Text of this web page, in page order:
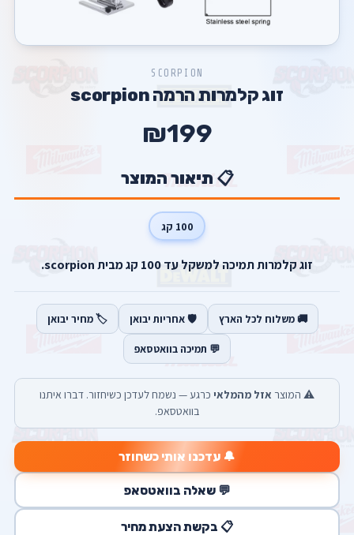
SCORPION
זוג קלמרות הרמה scorpion
₪199
📋 תיאור המוצר
100 קג
זוג קלמרות תמיכה למשקל עד 100 קג מבית scorpion.
🚚 משלוח לכל הארץ 🛡️ אחריות יבואן 🏷️ מחיר יבואן
💬 תמיכה בוואטסאפ
⚠️ המוצר אזל מהמלאי כרגע — נשמח לעדכן כשיחזור. דברו איתנו
בוואטסאפ.
🔔 עדכנו אותי כשחוזר
💬 שאלה בוואטסאפ
📋 בקשת הצעת מחיר